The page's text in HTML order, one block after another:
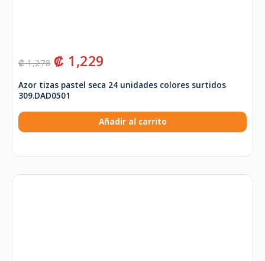
₡1,278 ₡ 1,229
Azor tizas pastel seca 24 unidades colores surtidos
309.DAD0501
Añadir al carrito